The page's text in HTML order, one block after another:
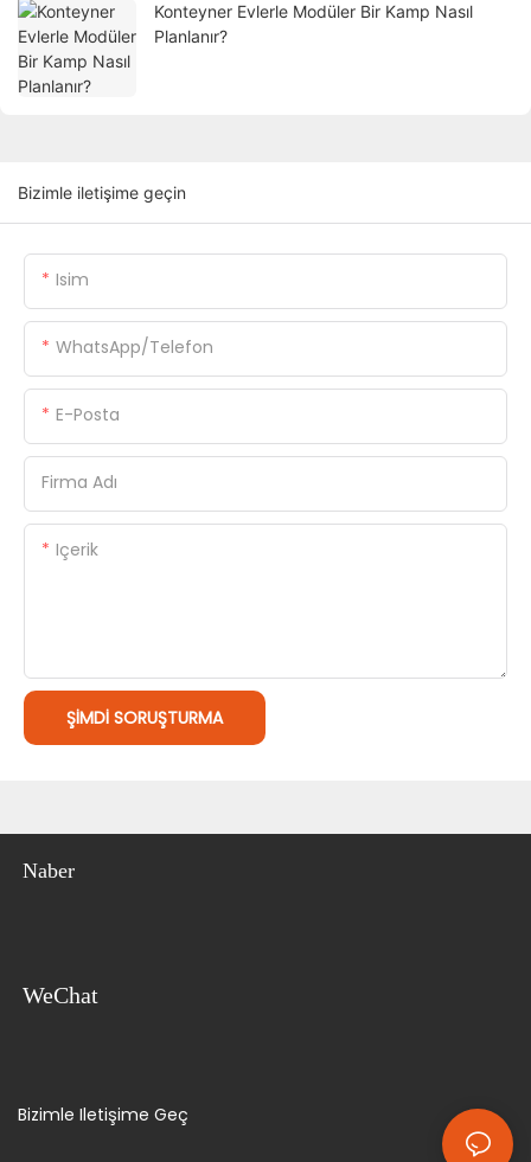
Konteyner Evlerle Modüler Bir Kamp Nasıl
Planlanır?
Bizimle iletişime geçin
Isim
WhatsApp/Telefon
E-Posta
Firma Adı
Içerik
ŞIMDI SORUŞTURMA
Naber
WeChat
Bizimle Iletişime Geç